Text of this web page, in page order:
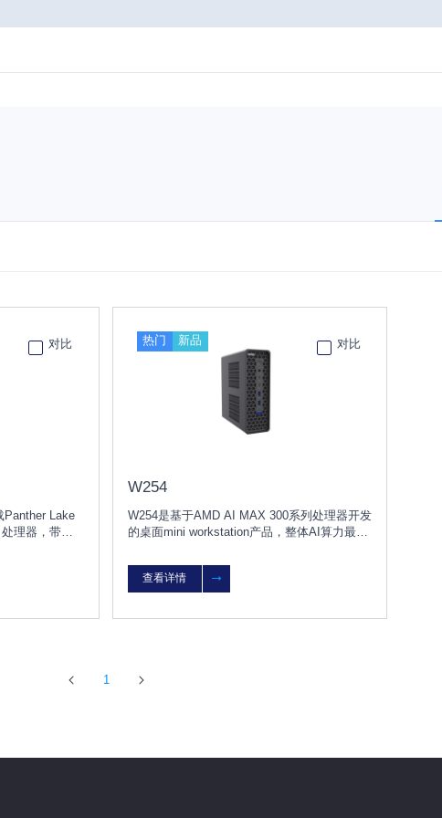
对比
Panther Lake
理器，带来
全隐私的算
热门 新品 对比
W254
W254是基于AMD AI MAX 300系列处理器开发
的桌面mini workstation产品，整体AI算力最高
支持AMD统一内存技术，最大运行70B大模
型；查看详情
1